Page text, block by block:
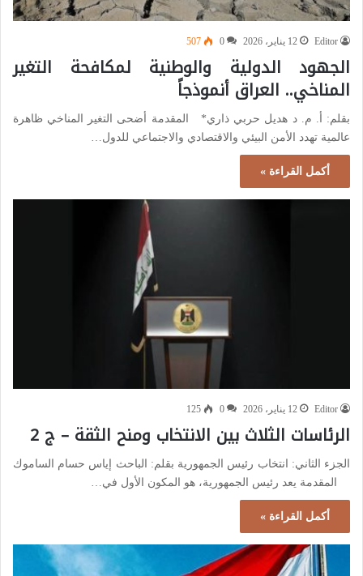
Editor 12 يناير، 2026 0
507
الجهود الدولية والوطنية لمكافحة التغير
المناخي.. العراق أنموذجاً
بقلم: أ. م. د هديل حربي ذاري* المقدمة أضحى التغير المناخي ظاهرة
عالمية تهدد الأمن البيئي والاقتصادي والاجتماعي للدول…
أكمل القراءة »
Editor 12 يناير، 2026 0
125
الرئاسات الثلاث بين الانتخاب ومنح الثقة – ج 2
الجزء الثاني: انتخاب رئيس الجمهورية بقلم: الباحث إياس حسام الساموك
المقدمة يعد رئيس الجمهورية، هو المكون الأول في…
أكمل القراءة »